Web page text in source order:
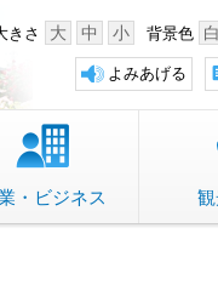
背景色 白
きさ 大 中 小
よみあげる
・ビジネス